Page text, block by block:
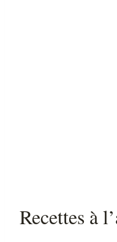
Recettes à